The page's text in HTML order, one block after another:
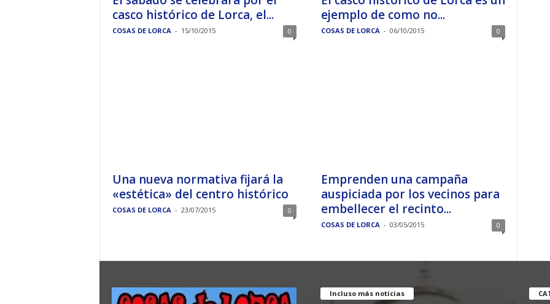
casco histórico de Lorca, el...
COSAS DE LORCA - 15/10/2015 0
ejemplo de como no...
COSAS DE LORCA - 06/10/2015 0
Una nueva normativa fijará la
«estética» del centro histórico
COSAS DE LORCA - 23/07/2015 0
Emprenden una campaña
auspiciada por los vecinos para
embellecer el recinto...
COSAS DE LORCA - 03/05/2015 0
Incluso más noticias